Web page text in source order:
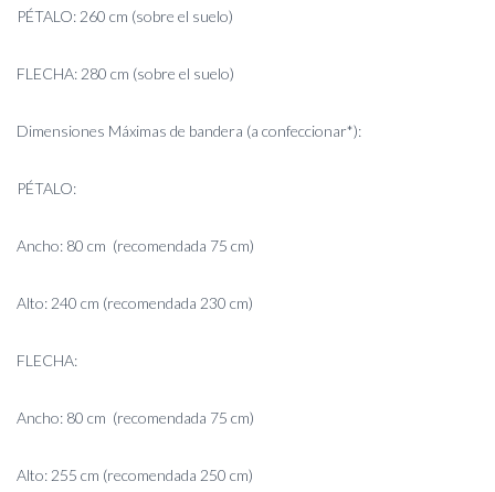
PÉTALO: 260 cm (sobre el suelo)
FLECHA: 280 cm (sobre el suelo)
Dimensiones Máximas de bandera (a confeccionar*):
PÉTALO:
Ancho: 80 cm (recomendada 75 cm)
Alto: 240 cm (recomendada 230 cm)
FLECHA:
Ancho: 80 cm (recomendada 75 cm)
Alto: 255 cm (recomendada 250 cm)